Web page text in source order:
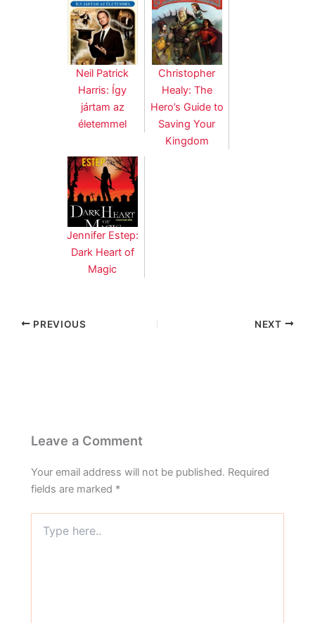
Neil Patrick
Harris: Így
jártam az
életemmel
Christopher
Healy: The
Hero’s Guide to
Saving Your
Kingdom
Jennifer Estep:
Dark Heart of
Magic
PREVIOUS NEXT
Leave a Comment
Your email address will not be published. Required
fields are marked *
here..